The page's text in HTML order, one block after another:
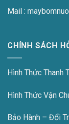
Mail :
CHÍNH SÁCH
Hình Thức Thanh
Hình Thức Vận
Bảo Hành – Đổi